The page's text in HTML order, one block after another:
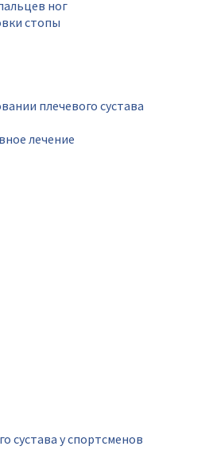
ног
стопы
плечевого сустава
лечение
сустава у спортсменов